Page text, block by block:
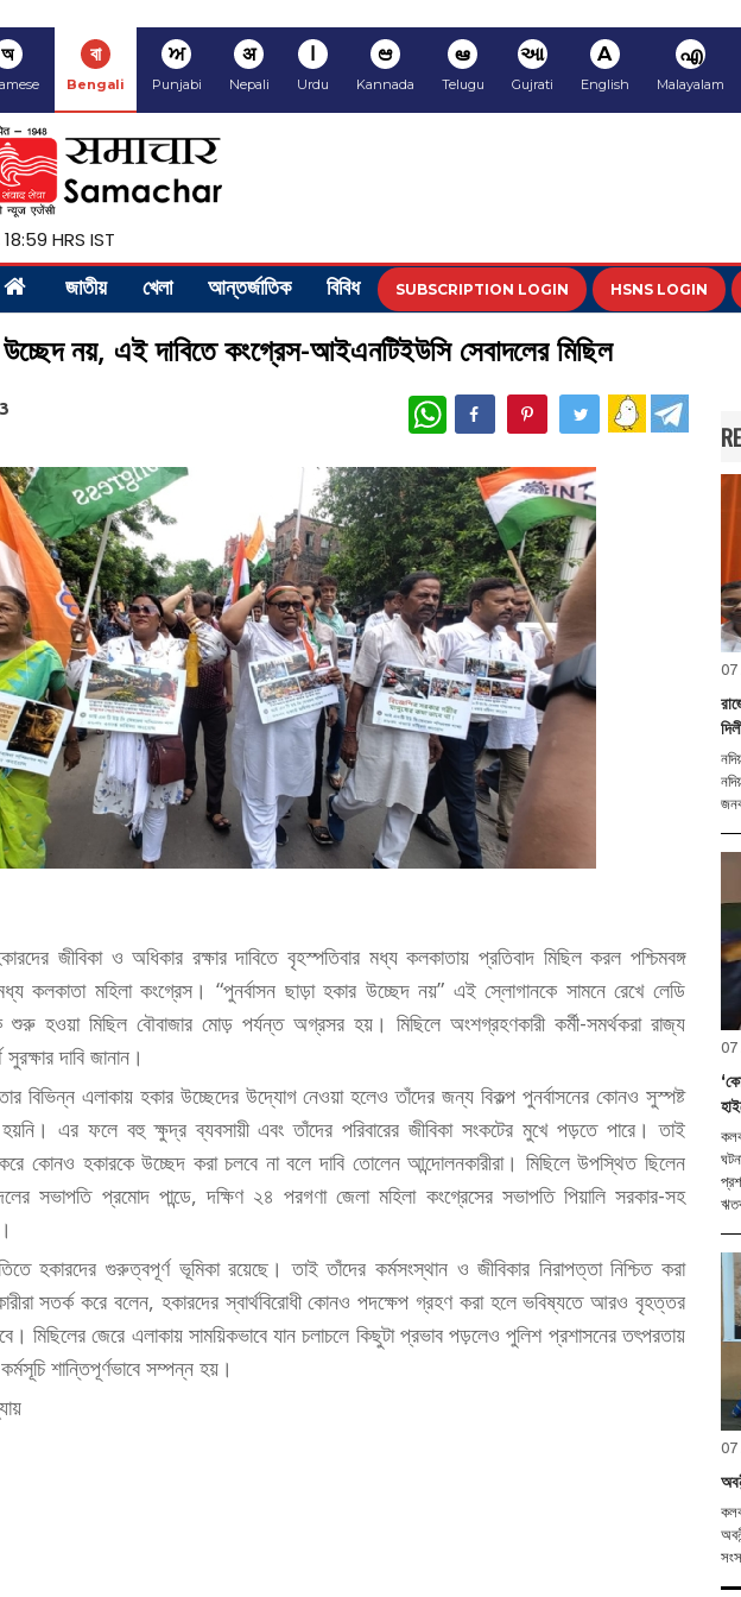
অ বা
Bengali
ਅ
Punjabi
अ
Nepali
ا
Urdu
ಆ
Kannada
ఆ
Telugu
આ
Gujrati
A
English
എ
Malayalam
HRS IST
জাতীয় খেলা আন্তর্জাতিক বিবিধ SUBSCRIPTION LOGIN HSNS LOGIN
উচ্ছেদ নয়, এই দাবিতে কংগ্রেস-আইএনটিইউসি সেবাদলের মিছিল
WhatsApp
জীবিকা ও অধিকার রক্ষার দাবিতে বৃহস্পতিবার মধ্য কলকাতায় প্রতিবাদ মিছিল করল পশ্চিমবঙ্গ
কলকাতা মহিলা কংগ্রেস। “পুনর্বাসন ছাড়া হকার উচ্ছেদ নয়” এই স্লোগানকে সামনে রেখে লেডি
শুরু হওয়া মিছিল বৌবাজার মোড় পর্যন্ত অগ্রসর হয়। মিছিলে অংশগ্রহণকারী কর্মী-সমর্থকরা রাজ্য
দাবি জানান।
এলাকায় হকার উচ্ছেদের উদ্যোগ নেওয়া হলেও তাঁদের জন্য বিকল্প পুনর্বাসনের কোনও সুস্পষ্ট
এর ফলে বহু ক্ষুদ্র ব্যবসায়ী এবং তাঁদের পরিবারের জীবিকা সংকটের মুখে পড়তে পারে। তাই
করে কোনও হকারকে উচ্ছেদ করা চলবে না বলে দাবি তোলেন আন্দোলনকারীরা। মিছিলে উপস্থিত ছিলেন
সভাপতি প্রমোদ পান্ডে, দক্ষিণ ২৪ পরগণা জেলা মহিলা কংগ্রেসের সভাপতি পিয়ালি সরকার-সহ
হকারদের গুরুত্বপূর্ণ ভূমিকা রয়েছে। তাই তাঁদের কর্মসংস্থান ও জীবিকার নিরাপত্তা নিশ্চিত করা
সতর্ক করে বলেন, হকারদের স্বার্থবিরোধী কোনও পদক্ষেপ গ্রহণ করা হলে ভবিষ্যতে আরও বৃহত্তর
মিছিলের জেরে এলাকায় সাময়িকভাবে যান চলাচলে কিছুটা প্রভাব পড়লেও পুলিশ প্রশাসনের তৎপরতায়
শান্তিপূর্ণভাবে সম্পন্ন হয়।
07
07
07